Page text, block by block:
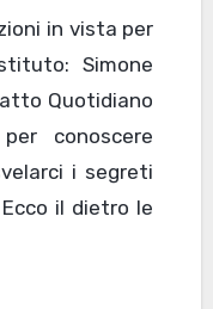
Simone
Quotidiano
conoscere
i segreti
il dietro le